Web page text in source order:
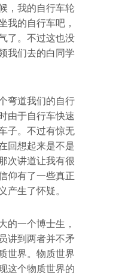
，我的自行车轮
我的自行车吧，
了。不过这也没
我们去的白同学
弯道我们的自行
由于自行车快速
子。不过有惊无
回想起来是不是
次讲道让我有很
仰有了一些真正
产生了怀疑。
的一个博士生，
讲到两者并不矛
世界。物质世界
这个物质世界的